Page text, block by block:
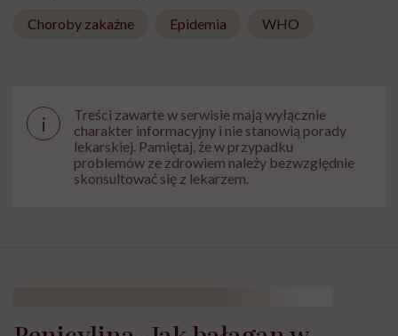
Choroby zakaźne Epidemia WHO
i
Treści zawarte w serwisie mają wyłącznie
charakter informacyjny i nie stanowią porady
lekarskiej. Pamiętaj, że w przypadku
problemów ze zdrowiem należy bezwzględnie
skonsultować się z lekarzem.